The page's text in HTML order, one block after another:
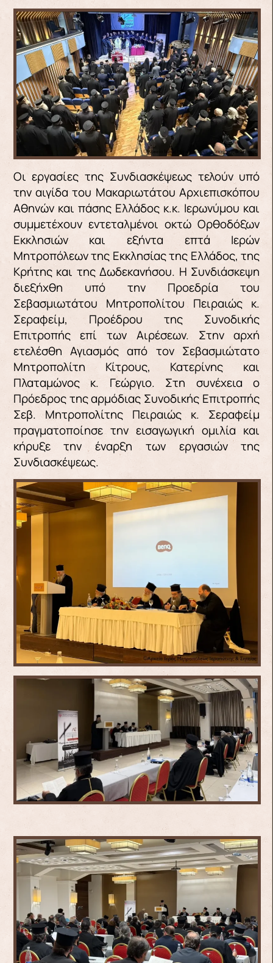
Οι εργασίες της Συνδιασκέψεως τελούν υπό
την αιγίδα του Μακαριωτάτου Αρχιεπισκόπου
Αθηνών και πάσης Ελλάδος κ.κ. Ιερωνύμου και
συμμετέχουν εντεταλμένοι οκτώ Ορθοδόξων
Εκκλησιών και εξήντα επτά Ιερών
Μητροπόλεων της Εκκλησίας της Ελλάδος, της
Κρήτης και της Δωδεκανήσου. Η Συνδιάσκεψη
διεξήχθη υπό την Προεδρία του
Σεβασμιωτάτου Μητροπολίτου Πειραιώς κ.
Σεραφείμ, Προέδρου της Συνοδικής
Επιτροπής επί των Αιρέσεων. Στην αρχή
ετελέσθη Αγιασμός από τον Σεβασμιώτατο
Μητροπολίτη Κίτρους, Κατερίνης και
Πλαταμώνος κ. Γεώργιο. Στη συνέχεια ο
Πρόεδρος της αρμόδιας Συνοδικής Επιτροπής
Σεβ. Μητροπολίτης Πειραιώς κ. Σεραφείμ
πραγματοποίησε την εισαγωγική ομιλία και
κήρυξε την έναρξη των εργασιών της
Συνδιασκέψεως.